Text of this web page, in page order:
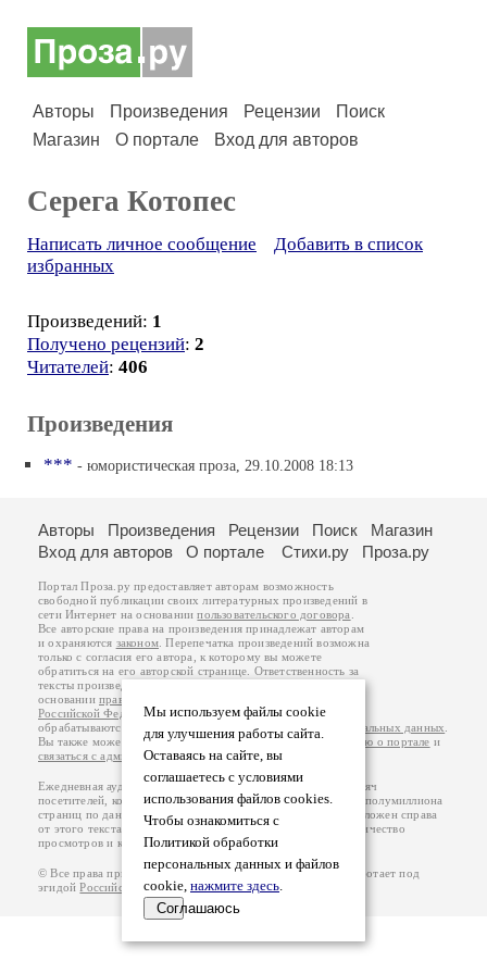
Авторы Произведения Рецензии
Поиск
Магазин
О портале Вход для авторов
Серега Котопес
Написать личное сообщение
Добавить в список
избранных
Произведений: 1
Получено рецензий: 2
Читателей: 406
Произведения
*** - юмористическая проза, 29.10.2008 18:13
Мы используем файлы cookie
для улучшения работы сайта.
Оставаясь на сайте, вы
соглашаетесь с условиями
использования файлов cookies.
Чтобы ознакомиться с
Политикой обработки
персональных данных и файлов
cookie, нажмите здесь.
Соглашаюсь
Авторы Произведения Рецензии Поиск
Магазин
Вход для авторов
О портале Стихи.ру Проза.ру
Портал Проза.ру предоставляет авторам возможность
свободной публикации своих литературных произведений в
сети Интернет на основаниипользовательского договора
Все авторские права на произведения принадлежат авторам
и охраняются законом . Перепечатка произведений возможна
только с согласия его автора, к которому вы можете
обратиться на его авторской странице. Ответственность за
тексты произведений авторы несут самостоятельно на
основанииправил публикации
Российской Федерации. Данные пользователей
обрабатываются на основании
Политики обработки персональных данных
Вы также можете посмотреть более подробнуюинформацию о портале и
связаться с администрацией.
Ежедневная аудитория портала Проза.ру – порядка 100 тысяч
посетителей, которые в общей сумме просматривают более полумиллиона
страниц по данным счетчика посещаемости, который расположен справа
от этого текста. В каждой графе указано по две цифры: количество
просмотров и количество посетителей.
© Все права принадлежат авторам, 2000-2026. Портал работает под
эгидойРоссийского союза писателей.18+